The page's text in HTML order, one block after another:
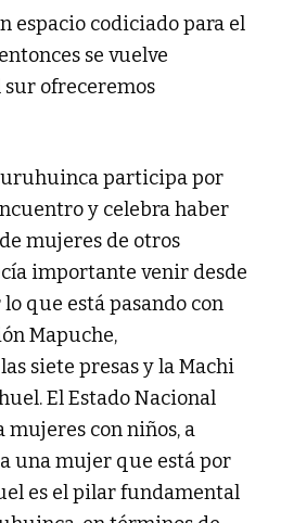
espacio codiciado para el
se vuelve
sur ofreceremos
participa por
y celebra haber
mujeres de otros
importante venir desde
que está pasando con
Mapuche,
siete presas y la Machi
El Estado Nacional
con niños, a
una mujer que está por
es el pilar fundamental